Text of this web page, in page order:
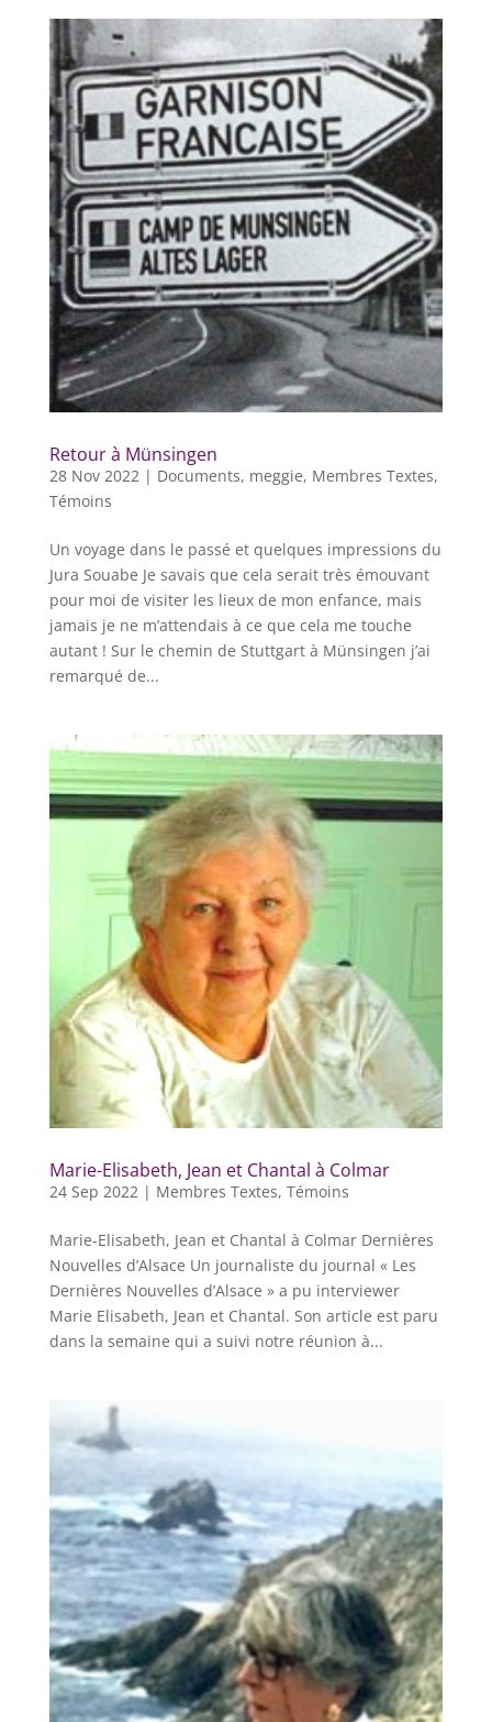
Retour à Münsingen
28 Nov 2022| Documents, meggie, Membres Textes,
Témoins
Un voyage dans le passé et quelques impressions du
Jura Souabe ​Je savais que cela serait très émouvant
pour moi de visiter les lieux de mon enfance, mais
jamais je ne m’attendais à ce que cela me touche
autant ! Sur le chemin de Stuttgart à Münsingen j’ai
remarqué de...
Marie-Elisabeth, Jean et Chantal à Colmar
24 Sep 2022| Membres Textes, Témoins
Marie-Elisabeth, Jean et Chantal à Colmar Dernières
Nouvelles d’Alsace Un journaliste du journal « Les
Dernières Nouvelles d’Alsace » a pu interviewer
Marie Elisabeth, Jean et Chantal. Son article est paru
dans la semaine qui a suivi notre réunion à...